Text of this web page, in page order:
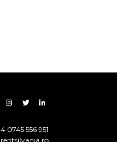
0745 556 951